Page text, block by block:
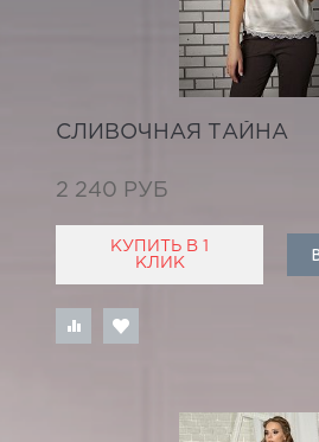
СЛИВОЧНАЯ ТАЙНА
2 240 РУБ
КУПИТЬ В 1
КЛИК